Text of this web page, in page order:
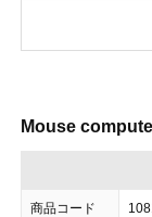
Mouse
商品コード